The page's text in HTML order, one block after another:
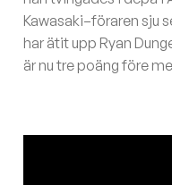
Kawasaki–föraren sju
har ätit upp Ryan
är nu tre poäng före